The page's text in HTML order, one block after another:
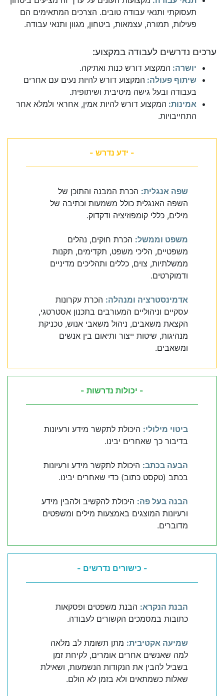
תעסוקתי ותנאי עבודה טובים. הצרכים המתאימים הם
פעילות, תמורה, עצמאות, ביטחון, מגוון ותנאי עבודה.
ערכים נדרשים לעבודה במקצוע:
יושרה: המקצוע דורש כנות ואתיקה.
שיתוף פעולה: המקצוע דורש להיות נעים עם אחרים
בעבודה ובעל גישה מיטיבית ושיתופית.
אמינות: המקצוע דורש להיות אמין, אחראי ולמלא אחר
התחייבויות.
- ידע נדרש -
שפה אנגלית: הכרת המבנה והתוכן של
השפה האנגלית כולל משמעות וכתיבה של
מילים, כללי קומפוזיציה ודקדוק.
משפט וממשל: הכרת חוקים, נהלים
משפטיים, הליכי משפט, תקדימים, תקנות
ממשלתיות, צוים, כללים ותהליכים מדיניים
ודמוקרטים.
אדמינסטרציה ומנהלה: הכרת עקרונות
עסקיים וניהוליים המעורבים בתכנון אסטרטגי,
הקצאת משאבים, ניהול משאבי אנוש, טכניקת
מנהיגות, שיטות ייצור ותיאום בין אנשים
ומשאבים.
- יכולות נדרשות -
ביטוי מילולי: היכולת לתקשר מידע ורעיונות
בדיבור כך שאחרים יבינו.
הבעה בכתב: היכולת לתקשר מידע ורעיונות
בכתב (טקסט כתוב) כדי שאחרים יבינו.
הבנה בעל פה: היכולת להקשיב ולהבין מידע
ורעיונות המוצגים באמצעות מילים ומשפטים
מדוברים.
- כישורים נדרשים -
הבנת הנקרא: הבנת משפטים ופסקאות
כתובות במסמכים הקשורים לעבודה.
שמיעה אקטיבית: מתן תשומת לב מלאה
למה שאנשים אחרים אומרים, לקיחת זמן
בשביל להבין את הנקודות הנשמעות, ושאילת
שאלות כשמתאים ולא בזמן לא הולם.